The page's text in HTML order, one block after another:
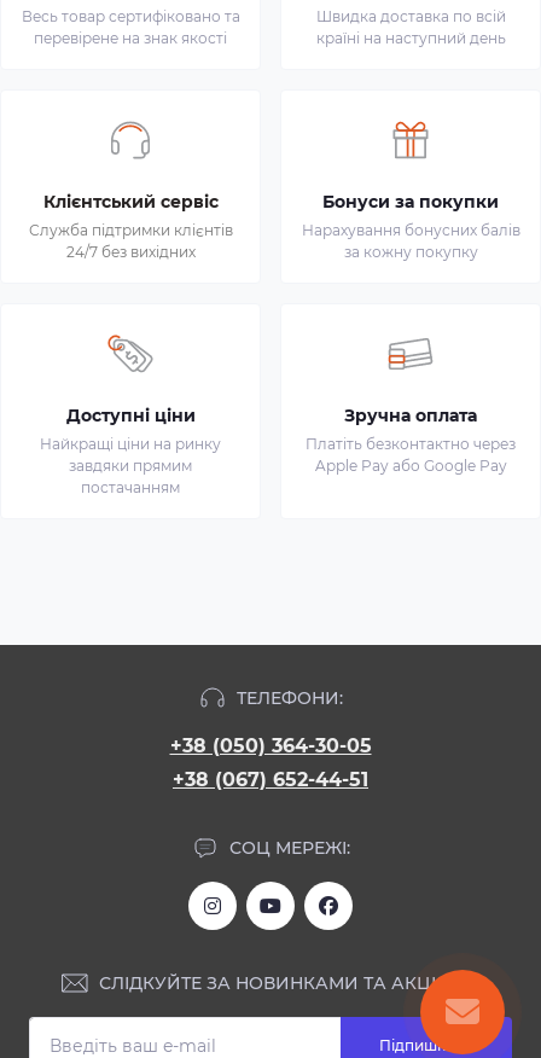
Весь товар сертифіковано та
перевірене на знак якості
Швидка доставка по всій
країні на наступний день
Клієнтський сервіс
Служба підтримки клієнтів
24/7 без вихідних
Бонуси за покупки
Нарахування бонусних балів
за кожну покупку
Доступні ціни
Найкращі ціни на ринку
завдяки прямим
постачанням
Зручна оплата
Платіть безконтактно через
Apple Pay або Google Pay
ТЕЛЕФОНИ:
+38 (050) 364-30-05
+38 (067) 652-44-51
СОЦ МЕРЕЖІ:
СЛІДКУЙТЕ ЗА НОВИНКАМИ ТА АКЦІЯМИ:
Підпишіться